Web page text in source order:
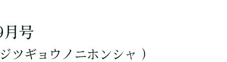
月号
ジツギョウノニホンシャ ）